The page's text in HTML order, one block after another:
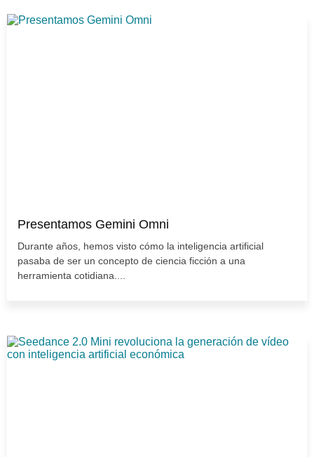
Presentamos Gemini Omni
Durante años, hemos visto cómo la inteligencia artificial
pasaba de ser un concepto de ciencia ficción a una
herramienta cotidiana....